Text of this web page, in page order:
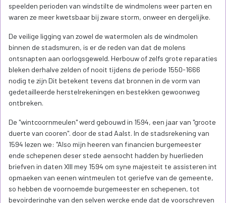
speelden perioden van windstilte de windmolens weer parten en
waren ze meer kwetsbaar bij zware storm, onweer en dergelijke.
De veilige ligging van zowel de watermolen als de windmolen
binnen de stadsmuren, is er de reden van dat de molens
ontsnapten aan oorlogsgeweld. Herbouw of zelfs grote reparaties
bleken derhalve zelden of nooit tijdens de periode 1550-1666
nodig te zijn Dit betekent tevens dat bronnen in de vorm van
gedetailleerde herstelrekeningen en bestekken gewoonweg
ontbreken.
De "wintcoornmeulen" werd gebouwd in 1594, een jaar van "groote
duerte van cooren". door de stad Aalst. In de stadsrekening van
1594 lezen we: "Also mijn heeren van financien burgemeester
ende schepenen deser stede aensocht hadden by huerlieden
briefven in daten XIII mey 1594 om syne majesteit te assisteren int
opmaeken van eenen wintmeulen tot geriefve van de gemeente,
so hebben de voornoemde burgemeester en schepenen, tot
bevoirderinghe van den selven wercke ende dat de voorschreven